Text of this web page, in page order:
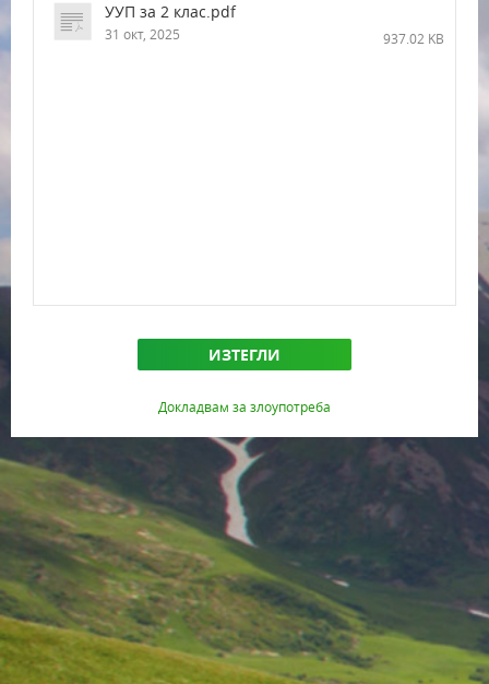
УУП за 2 клас.pdf
31 окт, 2025 937.02 KB
ИЗТЕГЛИ
Докладвам за злоупотреба